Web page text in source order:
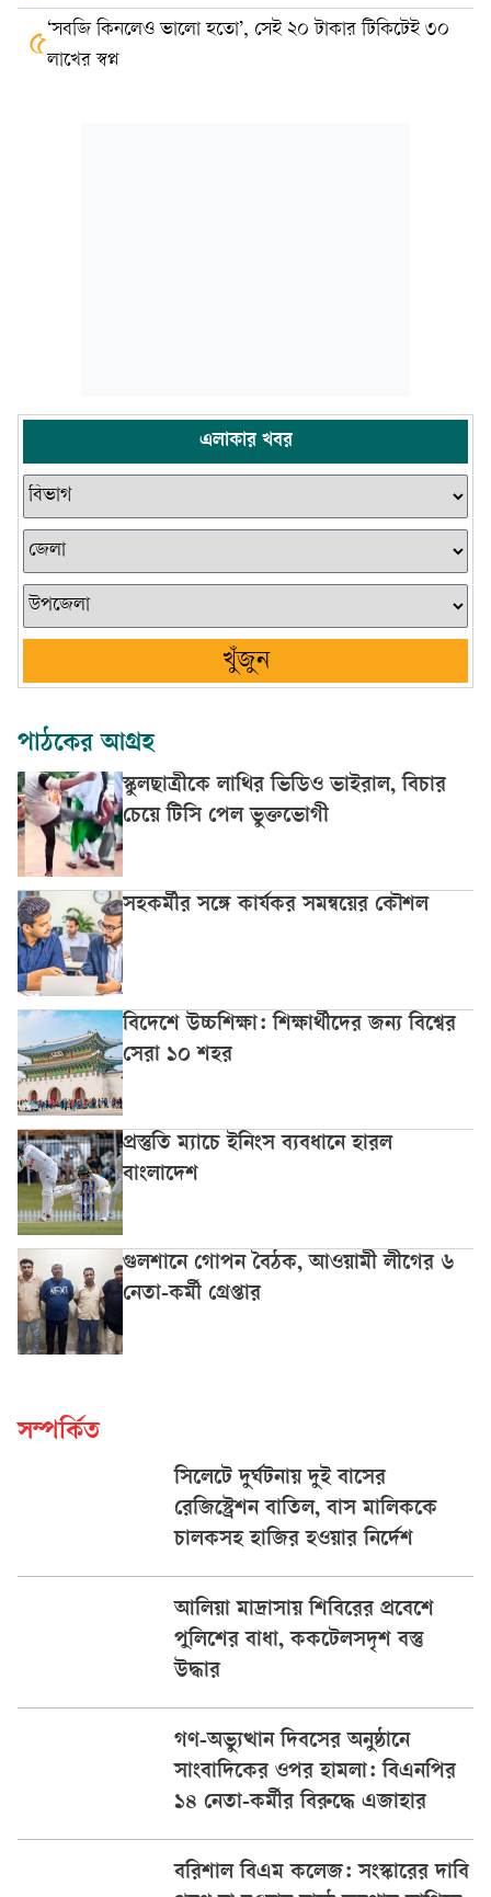
৫‘সবজি কিনলেও ভালো হতো’, সেই ২০ টাকার টিকিটেই ৩০
লাখের স্বপ্ন
এলাকার খবর
খুঁজুন
পাঠকের আগ্রহ
স্কুলছাত্রীকে লাথির ভিডিও ভাইরাল, বিচার
চেয়ে টিসি পেল ভুক্তভোগী
সহকর্মীর সঙ্গে কার্যকর সমন্বয়ের কৌশল
বিদেশে উচ্চশিক্ষা: শিক্ষার্থীদের জন্য বিশ্বের
সেরা ১০ শহর
প্রস্তুতি ম্যাচে ইনিংস ব্যবধানে হারল
বাংলাদেশ
গুলশানে গোপন বৈঠক, আওয়ামী লীগের ৬
নেতা-কর্মী গ্রেপ্তার
সম্পর্কিত
সিলেটে দুর্ঘটনায় দুই বাসের
রেজিস্ট্রেশন বাতিল, বাস মালিককে
চালকসহ হাজির হওয়ার নির্দেশ
আলিয়া মাদ্রাসায় শিবিরের প্রবেশে
পুলিশের বাধা, ককটেলসদৃশ বস্তু
উদ্ধার
গণ-অভ্যুত্থান দিবসের অনুষ্ঠানে
সাংবাদিকের ওপর হামলা: বিএনপির
১৪ নেতা-কর্মীর বিরুদ্ধে এজাহার
বরিশাল বিএম কলেজ: সংস্কারের দাবি